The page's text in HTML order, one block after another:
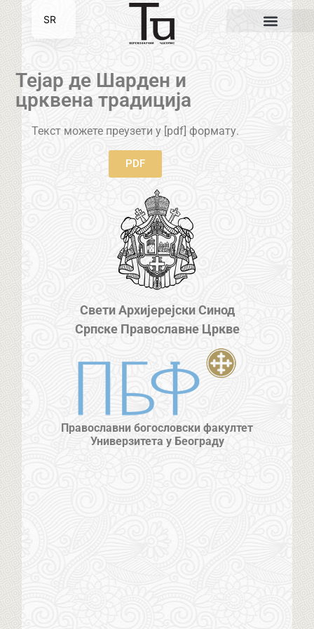
Тејар де Шарден и
црквена традиција
Текст можете преузети у [pdf] формату.
PDF
Свети Архијерејски Синод
Српске Православне Цркве
Православни богословски факултет
Универзитета у Београду
SR
EN